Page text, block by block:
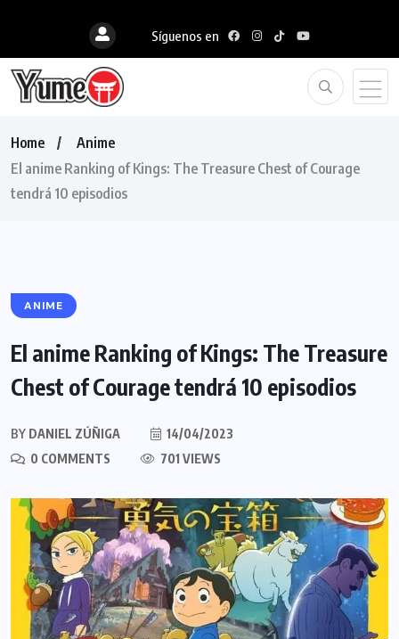
Síguenos en
Home
Anime
El anime Ranking of Kings: The Treasure Chest of Courage
tendrá 10 episodios
ANIME
El anime Ranking of Kings: The Treasure
Chest of Courage tendrá 10 episodios
BY DANIEL ZÚÑIGA
14/04/2023
0 COMMENTS
701 VIEWS